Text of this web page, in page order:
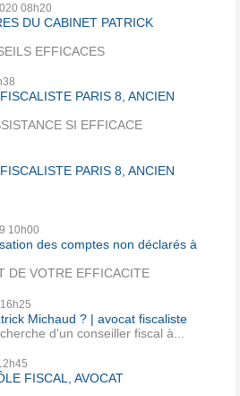
08h20
DU CABINET PATRICK
EFFICACES
PARIS 8, ANCIEN
SI EFFICACE
PARIS 8, ANCIEN
10h00
des comptes non déclarés à
DE VOTRE EFFICACITE
16h25
Michaud ? | avocat fiscaliste
d'un conseiller fiscal à...
FISCAL, AVOCAT